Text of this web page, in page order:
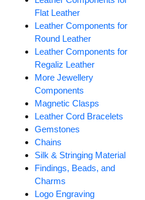
Flat Leather
Leather Components for
Round Leather
Leather Components for
Regaliz Leather
More Jewellery
Components
Magnetic Clasps
Leather Cord Bracelets
Gemstones
Chains
Silk & Stringing Material
Findings, Beads, and
Charms
Logo Engraving